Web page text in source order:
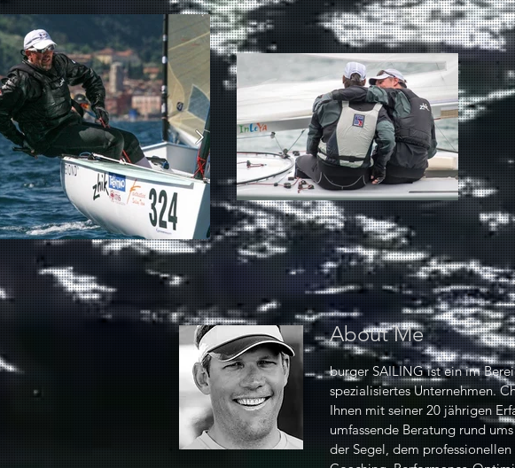
About Me
burger SAILING ist ein im
spezialisiertes Unternehmen.
Ihnen mit seiner 20 jährigen
umfassende Beratung rund
der Segel, dem professionellen